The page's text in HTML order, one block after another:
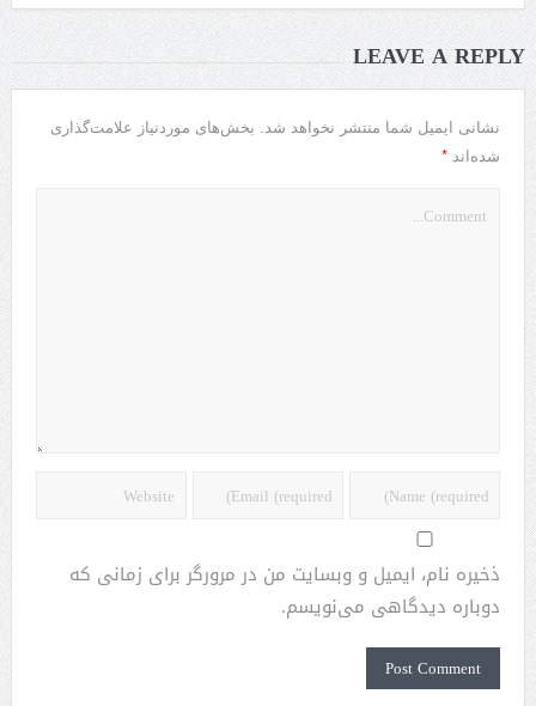
LEAVE A REPLY
نشانی ایمیل شما منتشر نخواهد شد. بخش‌های موردنیاز علامت‌گذاری
شده‌اند *
ذخیره نام، ایمیل و وبسایت من در مرورگر برای زمانی که
دوباره دیدگاهی می‌نویسم.